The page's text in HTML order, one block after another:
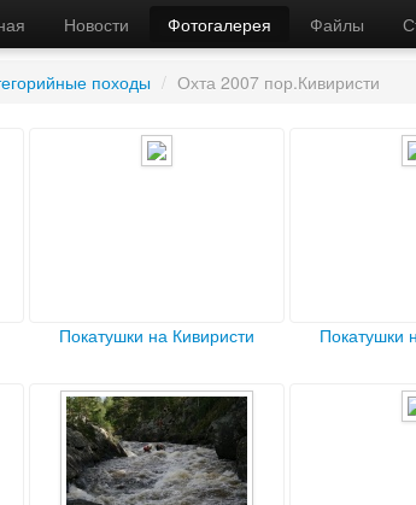
Новости Фотогалерея Файлы
походы / Охта 2007 пор.Кивиристи
Покатушки на Кивиристи Покатушки